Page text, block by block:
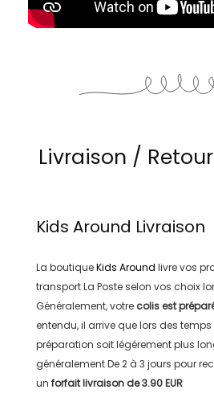
Livraison /
Kids Around Livraison
La boutiqueKids Around livre vos
transportLa Posteselon vos choix
Généralement, votre colis est
entendu, il arrive que lors des temps
préparation soit légérement plus
généralementDe 2 à 3 jours pour
un forfait livraison de3.90 EUR